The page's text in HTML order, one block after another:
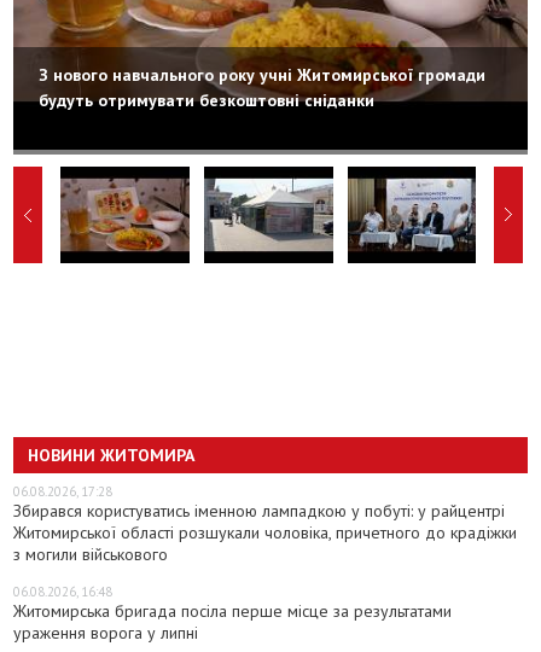
З нового навчального року учні Житомирської громади
будуть отримувати безкоштовні сніданки
НОВИНИ ЖИТОМИРА
06.08.2026, 17:28
Збирався користуватись іменною лампадкою у побуті: у райцентрі
Житомирської області розшукали чоловіка, причетного до крадіжки
з могили військового
06.08.2026, 16:48
Житомирська бригада посіла перше місце за результатами
ураження ворога у липні